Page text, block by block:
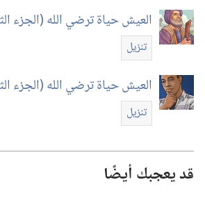
العيش حياة ترضي الله (‏الجزء
تنزيل
العيش حياة ترضي الله (‏الجزء
تنزيل
قد يعجبك أيضًا